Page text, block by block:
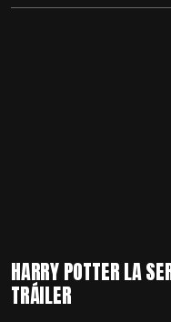
HARRY POTTER LA
TRÁILER